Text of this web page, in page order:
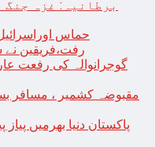
برطانیہ: غزہ جنگ
حماس
رفت،فریقین نے
گوجرانوالہ کی رفعت
پاکستان دنیا بھرمیں